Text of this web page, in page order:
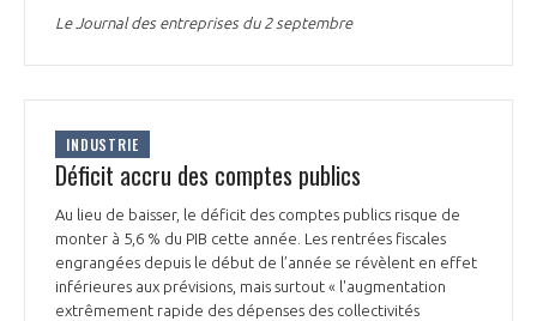
Le Journal des entreprises du 2 septembre
INDUSTRIE
Déficit accru des comptes publics
Au lieu de baisser, le déficit des comptes publics risque de
monter à 5,6 % du PIB cette année. Les rentrées fiscales
engrangées depuis le début de l’année se révèlent en effet
inférieures aux prévisions, mais surtout « l'augmentation
extrêmement rapide des dépenses des collectivités